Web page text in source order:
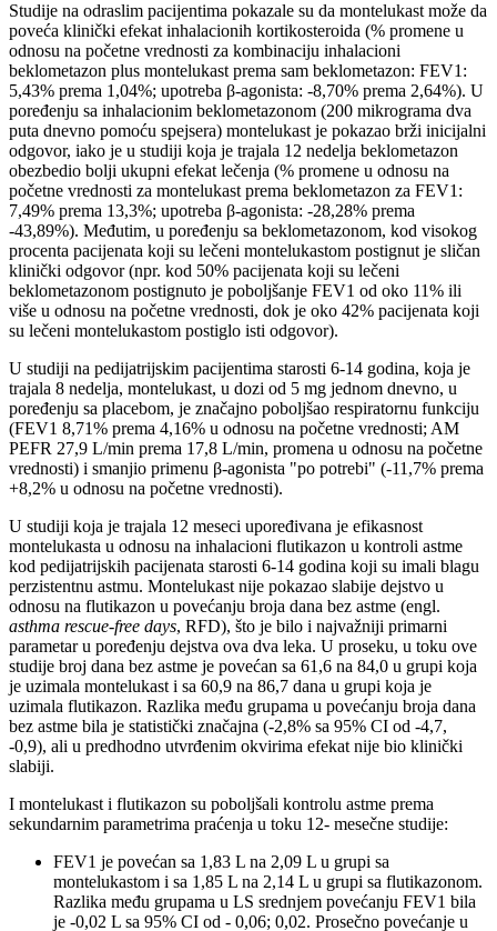
Studije na odraslim pacijentima pokazale su da montelukast može da
poveća klinički efekat inhalacionih kortikosteroida (% promene u
odnosu na početne vrednosti za kombinaciju inhalacioni
beklometazon plus montelukast prema sam beklometazon: FEV1:
5,43% prema 1,04%; upotreba β-agonista: -8,70% prema 2,64%). U
poređenju sa inhalacionim beklometazonom (200 mikrograma dva
puta dnevno pomoću spejsera) montelukast je pokazao brži inicijalni
odgovor, iako je u studiji koja je trajala 12 nedelja beklometazon
obezbedio bolji ukupni efekat lečenja (% promene u odnosu na
početne vrednosti za montelukast prema beklometazon za FEV1:
7,49% prema 13,3%; upotreba β-agonista: -28,28% prema
-43,89%). Međutim, u poređenju sa beklometazonom, kod visokog
procenta pacijenata koji su lečeni montelukastom postignut je sličan
klinički odgovor (npr. kod 50% pacijenata koji su lečeni
beklometazonom postignuto je poboljšanje FEV1 od oko 11% ili
više u odnosu na početne vrednosti, dok je oko 42% pacijenata koji
su lečeni montelukastom postiglo isti odgovor).
U studiji na pedijatrijskim pacijentima starosti 6-14 godina, koja je
trajala 8 nedelja, montelukast, u dozi od 5 mg jednom dnevno, u
poređenju sa placebom, je značajno poboljšao respiratornu funkciju
(FEV1 8,71% prema 4,16% u odnosu na početne vrednosti; AM
PEFR 27,9 L/min prema 17,8 L/min, promena u odnosu na početne
vrednosti) i smanjio primenu β-agonista "po potrebi" (-11,7% prema
+8,2% u odnosu na početne vrednosti).
U studiji koja je trajala 12 meseci upoređivana je efikasnost
montelukasta u odnosu na inhalacioni flutikazon u kontroli astme
kod pedijatrijskih pacijenata starosti 6-14 godina koji su imali blagu
perzistentnu astmu. Montelukast nije pokazao slabije dejstvo u
odnosu na flutikazon u povećanju broja dana bez astme (engl.
asthma rescue-free days, RFD), što je bilo i najvažniji primarni
parametar u poređenju dejstva ova dva leka. U proseku, u toku ove
studije broj dana bez astme je povećan sa 61,6 na 84,0 u grupi koja
je uzimala montelukast i sa 60,9 na 86,7 dana u grupi koja je
uzimala flutikazon. Razlika među grupama u povećanju broja dana
bez astme bila je statistički značajna (-2,8% sa 95% CI od -4,7,
-0,9), ali u predhodno utvrđenim okvirima efekat nije bio klinički
slabiji.
I montelukast i flutikazon su poboljšali kontrolu astme prema
sekundarnim parametrima praćenja u toku 12- mesečne studije:
FEV1 je povećan sa 1,83 L na 2,09 L u grupi sa
montelukastom i sa 1,85 L na 2,14 L u grupi sa flutikazonom.
Razlika među grupama u LS srednjem povećanju FEV1 bila
je -0,02 L sa 95% CI od - 0,06; 0,02. Prosečno povećanje u